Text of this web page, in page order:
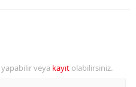
yapabilir veya kayıt olabilirsiniz.